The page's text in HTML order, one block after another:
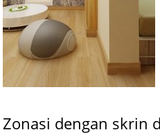
Zonasi dengan skrin